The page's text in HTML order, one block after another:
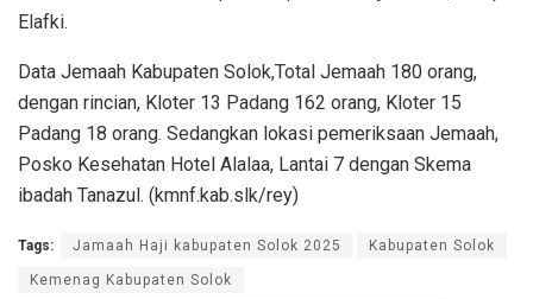
Elafki.
Data Jemaah Kabupaten Solok,Total Jemaah 180 orang,
dengan rincian, Kloter 13 Padang 162 orang, Kloter 15
Padang 18 orang. Sedangkan lokasi pemeriksaan Jemaah,
Posko Kesehatan Hotel Alalaa, Lantai 7 dengan Skema
ibadah Tanazul. (kmnf.kab.slk/rey)
Tags: Jamaah Haji kabupaten Solok 2025 Kabupaten Solok
Kemenag Kabupaten Solok